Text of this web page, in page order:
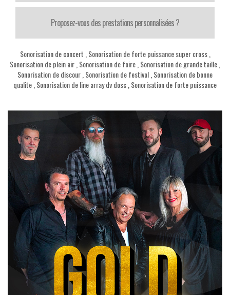
Proposez-vous des prestations personnalisées ?
Sonorisation de concert Sonorisation de forte puissance super cross,
Sonorisation de plein air Sonorisation de foire Sonorisation de grande taille
Sonorisation de discour Sonorisation de festival Sonorisation de bonne
qualite Sonorisation de line array dv dosc Sonorisation de forte puissance